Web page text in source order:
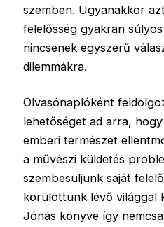
szemben. Ugyanakkor
felelősség gyakran
nincsenek egyszerű
dilemmákra.
Olvasónaplóként
lehetőséget ad arra,
emberi természet
a művészi küldetés
szembesüljünk saját
körülöttünk lévő világgal
Jónás könyve így